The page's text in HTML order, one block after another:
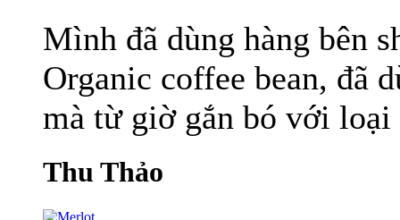
Mình đã dùng hàng bên
Organic coffee bean, đã
mà từ giờ gắn bó với
Thu Thảo